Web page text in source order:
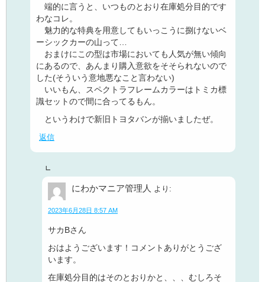
端的に言うと、いつものとおり在庫処分目的です
わなコレ。
魅力的な特典を用意してもいっこうに捌けないベ
ーシックカーの山って…
おまけにこの型は市場においても人気が無い傾向
にあるので、あんまり購入意欲をそそられないので
した(そういう意地悪なこと言わない)
いいもん、スペクトラフレームカラーはトミカ標
識セットので間に合ってるもん。
というわけで新旧トヨタバンが揃いましたぜ。
返信
にわかマニア管理人 より:
2023年6月28日 8:57 AM
サカBさん
おはようございます！コメントありがとうござ
います。
在庫処分目的はそのとおりかと、、、むしろそ